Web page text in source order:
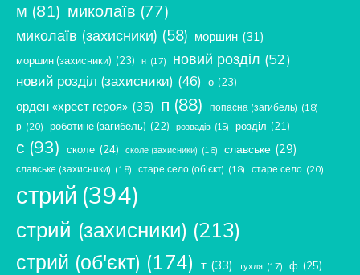
м (81) миколаїв (77)
миколаїв (захисники) (58) моршин (31)
моршин (захисники) (23) н (17) новий розділ (52)
новий розділ (захисники) (46) о (23)
орден «хрест героя» (35) п (88) попасна (загибель) (18)
р (20) роботине (загибель) (22) розвадів (15) розділ (21)
с (93) сколе (24) сколе (захисники) (16) славське (29)
славське (захисники) (18) старе село (об'єкт) (18) старе село (20)
стрий (394)
стрий (захисники) (213)
стрий (об'єкт) (174) т (33) тухля (17) ф (25)